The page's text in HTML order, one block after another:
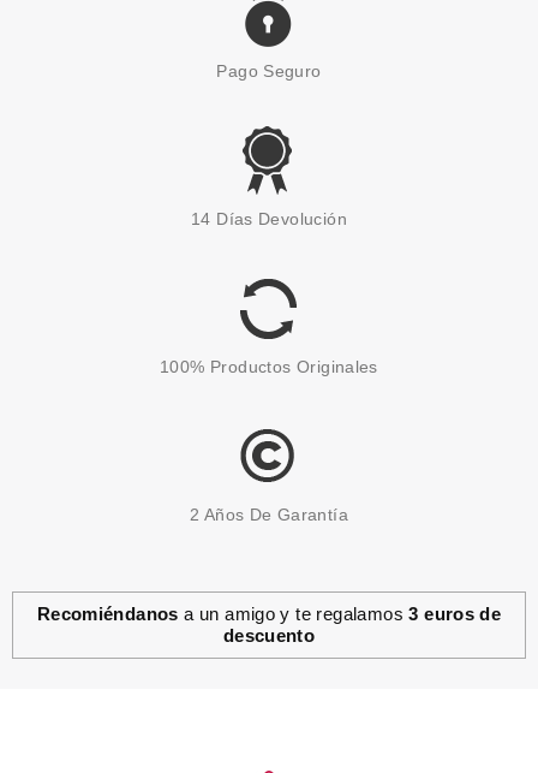
Pago Seguro
14 Días Devolución
100% Productos Originales
2 Años De Garantía
Recomiéndanos a un amigo y te regalamos3 euros de
descuento